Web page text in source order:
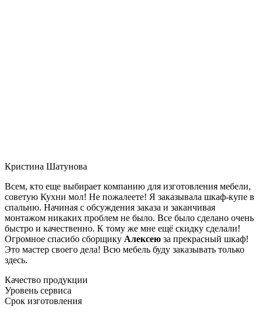
Кристина Шатунова
Всем, кто еще выбирает компанию для изготовления мебели,
советую Кухни мол! Не пожалеете! Я заказывала шкаф-купе в
спальню. Начиная с обсуждения заказа и заканчивая
монтажом никаких проблем не было. Все было сделано очень
быстро и качественно. К тому же мне ещё скидку сделали!
Огромное спасибо сборщику Алексею за прекрасный шкаф!
Это мастер своего дела! Всю мебель буду заказывать только
здесь.
Качество продукции
Уровень сервиса
Срок изготовления